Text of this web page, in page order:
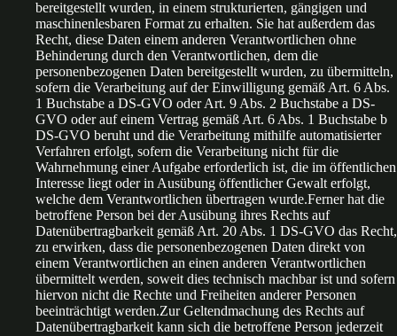
bereitgestellt wurden, in einem strukturierten, gängigen und
maschinenlesbaren Format zu erhalten. Sie hat außerdem das
Recht, diese Daten einem anderen Verantwortlichen ohne
Behinderung durch den Verantwortlichen, dem die
personenbezogenen Daten bereitgestellt wurden, zu übermitteln,
sofern die Verarbeitung auf der Einwilligung gemäß Art. 6 Abs.
1 Buchstabe a DS-GVO oder Art. 9 Abs. 2 Buchstabe a DS-
GVO oder auf einem Vertrag gemäß Art. 6 Abs. 1 Buchstabe b
DS-GVO beruht und die Verarbeitung mithilfe automatisierter
Verfahren erfolgt, sofern die Verarbeitung nicht für die
Wahrnehmung einer Aufgabe erforderlich ist, die im öffentlichen
Interesse liegt oder in Ausübung öffentlicher Gewalt erfolgt,
welche dem Verantwortlichen übertragen wurde.Ferner hat die
betroffene Person bei der Ausübung ihres Rechts auf
Datenübertragbarkeit gemäß Art. 20 Abs. 1 DS-GVO das Recht,
zu erwirken, dass die personenbezogenen Daten direkt von
einem Verantwortlichen an einen anderen Verantwortlichen
übermittelt werden, soweit dies technisch machbar ist und sofern
hiervon nicht die Rechte und Freiheiten anderer Personen
beeinträchtigt werden.Zur Geltendmachung des Rechts auf
Datenübertragbarkeit kann sich die betroffene Person jederzeit